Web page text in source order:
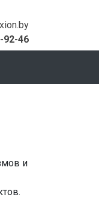
92-46
и